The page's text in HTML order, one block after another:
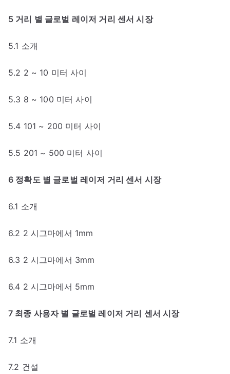
5 거리 별 글로벌 레이저 거리 센서 시장
5.1 소개
5.2 2 ~ 10 미터 사이
5.3 8 ~ 100 미터 사이
5.4 101 ~ 200 미터 사이
5.5 201 ~ 500 미터 사이
6 정확도 별 글로벌 레이저 거리 센서 시장
6.1 소개
6.2 2 시그마에서 1mm
6.3 2 시그마에서 3mm
6.4 2 시그마에서 5mm
7 최종 사용자 별 글로벌 레이저 거리 센서 시장
7.1 소개
7.2 건설